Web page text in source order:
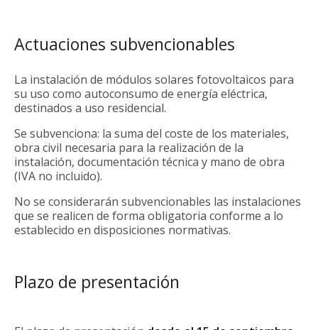
Actuaciones subvencionables
La instalación de módulos solares fotovoltaicos para
su uso como autoconsumo de energía eléctrica,
destinados a uso residencial.
Se subvenciona: la suma del coste de los materiales,
obra civil necesaria para la realización de la
instalación, documentación técnica y mano de obra
(IVA no incluido).
No se considerarán subvencionables las instalaciones
que se realicen de forma obligatoria conforme a lo
establecido en disposiciones normativas.
Plazo de presentación